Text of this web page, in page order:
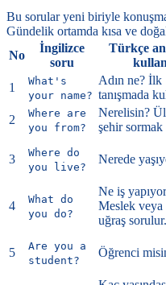
Bu sorular yeni biriyle
Gündelik ortamda kısa ve
No
İngilizce
soru
Türkçe
1
What's
your name?
Adın ne? İlk
tanışmada
2
Where are
you from?
Nerelisin?
şehir
3
Where do
you live?
Nerede
4
What do
you do?
Ne iş
Meslek
uğraş sorulur.
5
Are you a
student?
Öğrenci